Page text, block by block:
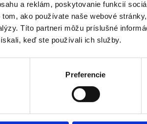
a reklám, poskytovanie funkcií
ako používate naše webové
Títo partneri môžu príslušné
keď ste používali ich služby.
Preferencie
so SuperFaktúra.sk
robiť úplne sám. So službou